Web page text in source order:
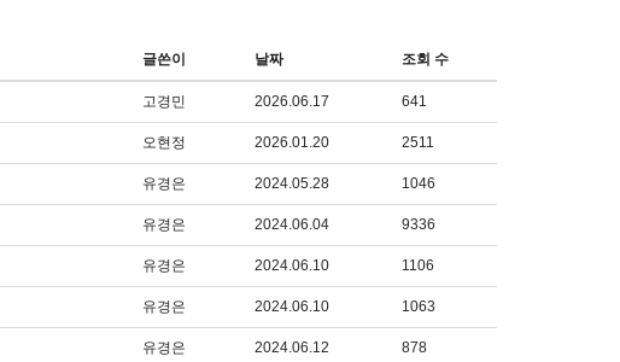
글쓴이 날짜 조회 수
고경민 2026.06.17 641
오현정 2026.01.20 2511
유경은 2024.05.28 1046
유경은 2024.06.04 9336
유경은 2024.06.10 1106
유경은 2024.06.10 1063
유경은 2024.06.12 878